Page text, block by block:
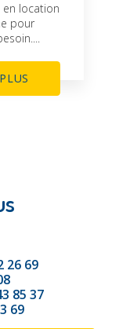
en location
pour
26 69
85 37
69